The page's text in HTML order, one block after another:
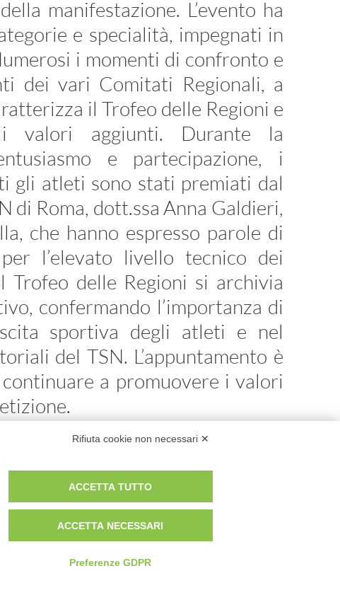
manifestazione. L’evento ha
e specialità, impegnati in
i momenti di confronto e
dei vari Comitati Regionali, a
il Trofeo delle Regioni e
valori aggiunti. Durante la
e partecipazione, i
gli atleti sono stati premiati dal
di Roma, dott.ssa Anna Galdieri,
che hanno espresso parole di
l’elevato livello tecnico dei
Trofeo delle Regioni si archivia
confermando l’importanza di
sportiva degli atleti e nel
del TSN. L’appuntamento è
a promuovere i valori
Rifiuta cookie non necessari ✕
ACCETTA TUTTO
ACCETTA NECESSARI
Preferenze GDPR